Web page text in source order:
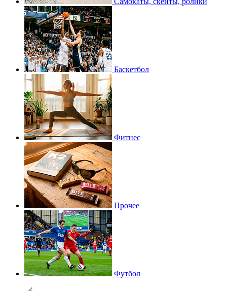
Баскетбол
Фитнес
Прочее
Футбол